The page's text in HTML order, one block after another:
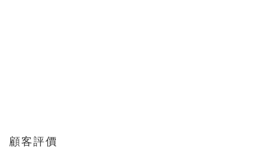
顧客評價